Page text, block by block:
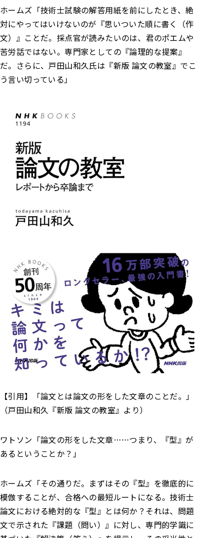
ホームズ 「技術士試験の解答用紙を前にしたとき、絶
対にやってはいけないのが『思いついた順に書く（作
文）』ことだ。 採点官が読みたいのは、君のポエムや
苦労話ではない。専門家としての『論理的な提案』
だ。 さらに、戸田山和久氏は『新版 論文の教室』でこ
う言い切っている」
【引用】
「論文とは論文の形をした文章のことだ。」
（戸田山和久『新版 論文の教室』より）
ワトソン 「論文の形をした文章……つまり、『型』が
あるということか？」
ホームズ 「その通りだ。まずはその『型』を徹底的に
模倣することが、合格への最短ルートになる。技術士
論文における絶対的な『型』とは何か？ それは、問題
文で示された『課題（問い）』に対し、専門的学識に